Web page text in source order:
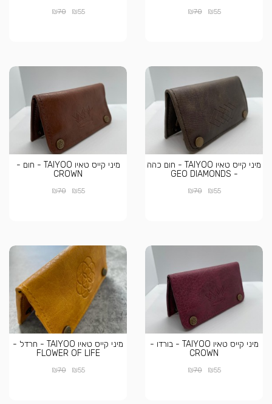
₪55
₪70
₪55
₪70
מיני קייס טאיו TAIYOO - חום כהה
- GEO DIAMONDS
₪55
₪70
מיני קייס טאיו TAIYOO - חום -
CROWN
₪55
₪70
מיני קייס טאיו TAIYOO - בורדו -
CROWN
₪55
₪70
מיני קייס טאיו TAIYOO - חרדל -
FLOWER OF LIFE
₪55
₪70